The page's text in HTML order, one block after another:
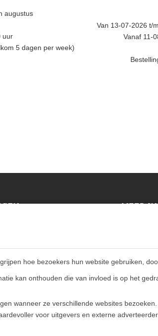
hoe bezoekers hun website gebruiken,
kan onthouden die van invloed is op het
wanneer ze verschillende websites
voor uitgevers en externe
augustus
uur
5 dagen per week)
Van 13-07-2026 t/
Vanaf 11-
MEER